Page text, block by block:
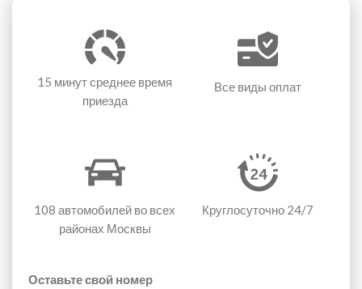
15 минутсреднее время
приезда
Все виды оплат
108 автомобилей во всех
районах Москвы
Круглосуточно 24/7
Оставьте свой номер